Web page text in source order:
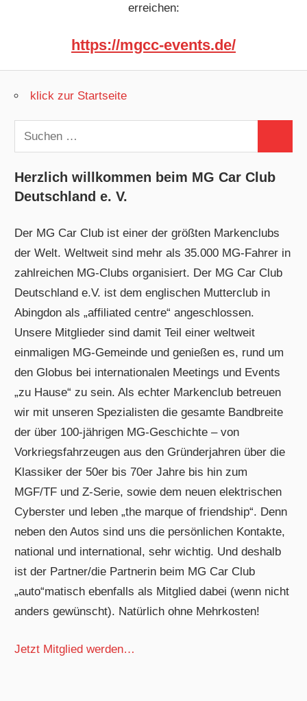
erreichen:
https://mgcc-events.de/
klick zur Startseite
Suchen
nach:
Herzlich willkommen beim MG Car Club
Deutschland e. V.
Der MG Car Club ist einer der größten Markenclubs
der Welt. Weltweit sind mehr als 35.000 MG-Fahrer in
zahlreichen MG-Clubs organisiert. Der MG Car Club
Deutschland e.V. ist dem englischen Mutterclub in
Abingdon als „affiliated centre“ angeschlossen.
Unsere Mitglieder sind damit Teil einer weltweit
einmaligen MG-Gemeinde und genießen es, rund um
den Globus bei internationalen Meetings und Events
„zu Hause“ zu sein. Als echter Markenclub betreuen
wir mit unseren Spezialisten die gesamte Bandbreite
der über 100-jährigen MG-Geschichte – von
Vorkriegsfahrzeugen aus den Gründerjahren über die
Klassiker der 50er bis 70er Jahre bis hin zum
MGF/TF und Z-Serie, sowie dem neuen elektrischen
Cyberster und leben „the marque of friendship“. Denn
neben den Autos sind uns die persönlichen Kontakte,
national und international, sehr wichtig. Und deshalb
ist der Partner/die Partnerin beim MG Car Club
„auto“matisch ebenfalls als Mitglied dabei (wenn nicht
anders gewünscht). Natürlich ohne Mehrkosten!
Jetzt Mitglied werden…